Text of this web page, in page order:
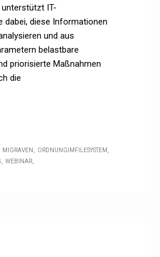
unterstützt IT-
dabei, diese Informationen
und aus
belastbare
priorisierte Maßnahmen
die
MIGRAVEN
ORDNUNGIMFILESYSTEM
WEBINAR